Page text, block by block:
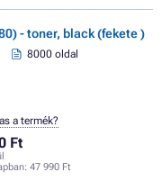
- toner, black (fekete )
8000 oldal
Ft
47 990 Ft
a termék?